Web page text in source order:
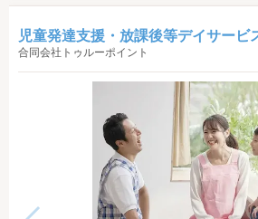
児童発達支援・放課後等デイサービ
合同会社トゥルーポイント